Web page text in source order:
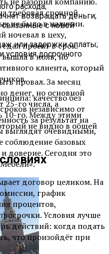
требовал срочной
не было в наличии.
ночевал в цеху,
проект в срок.
в ноль, но
клиента, который
качество без
независимо от
за результат на
выглядят очевидными,
соблюдение базовых
доверие. Сегодня это
расхода;
возвращать деньги;
с новой
или задержки оплаты;
условия досрочного
провал. За месяц
денег, но основной
25-го числа, а
10-го. Между этими
не видно в общей
договор целиком. На
график
процентов,
Условия лучше
действий: когда подать
что произойдёт при